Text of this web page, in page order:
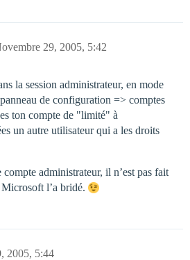
29, 2005, 5:42
la session administrateur, en mode
de configuration => comptes
ton compte de "limité" à
un autre utilisateur qui a les droits
administrateur, il n’est pas fait
l’a bridé.
2005, 5:44